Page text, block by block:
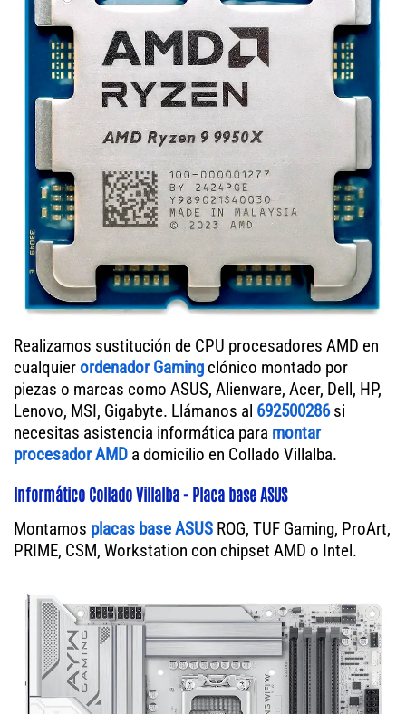
Realizamos sustitución de CPU procesadores AMD en
cualquierordenador Gaming clónico montado por
piezas o marcas como ASUS, Alienware, Acer, Dell, HP,
Lenovo, MSI, Gigabyte. Llámanos al 692500286si
necesitas asistencia informática para montar
procesador AMD a domicilio en Collado Villalba.
Informático Collado Villalba - Placa base ASUS
Montamos placas base ASUS ROG, TUF Gaming, ProArt,
PRIME, CSM, Workstation con chipset AMD o Intel.